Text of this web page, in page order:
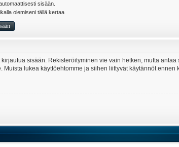
sisään.
olemiseni tällä kertaa
sisään. Rekisteröityminen vie vain hetken, mutta
lukea käyttöehtomme ja siihen liittyvät käytännöt